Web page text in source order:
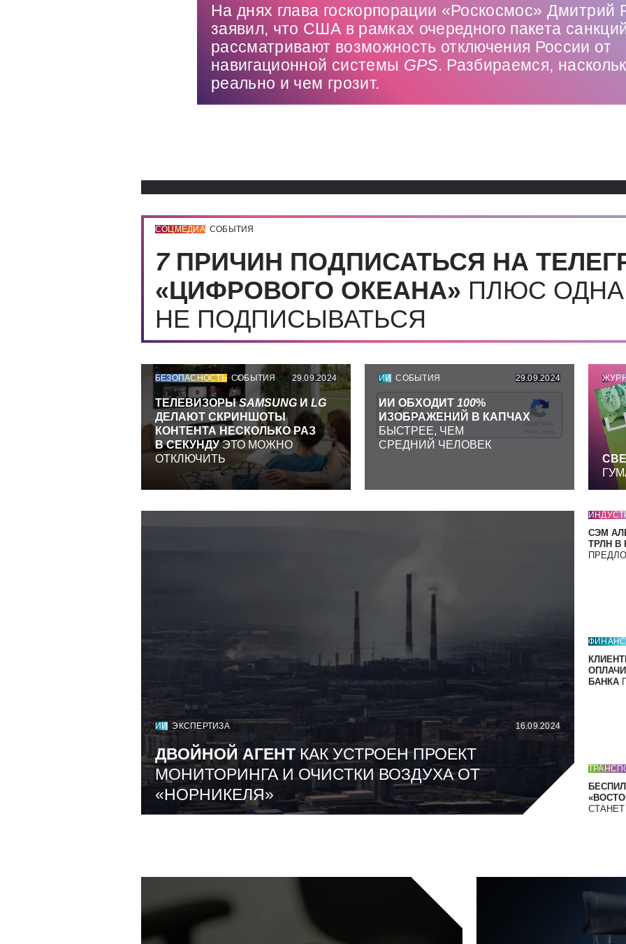
На днях глава госкорпорации «Роскосмос» Дмитрий
заявил, что США в рамках очередного пакета
рассматривают возможность отключения России от
навигационной системы GPS. Разбираемся,
реально и чем грозит.
СОЦМЕДИА СОБЫТИЯ
7 ПРИЧИН ПОДПИСАТЬСЯ НА
«ЦИФРОВОГО ОКЕАНА» ПЛЮС
НЕ ПОДПИСЫВАТЬСЯ
БЕЗОПАСНОСТЬ СОБЫТИЯ 29.09.2024
ТЕЛЕВИЗОРЫSAMSUNG И LG
ДЕЛАЮТ СКРИНШОТЫ
КОНТЕНТА НЕСКОЛЬКО РАЗ
В СЕКУНДУЭТО МОЖНО
ОТКЛЮЧИТЬ
ИИ СОБЫТИЯ 29.09.2024
ИИ ОБХОДИТ 100%
ИЗОБРАЖЕНИЙ В КАПЧАХ
БЫСТРЕЕ, ЧЕМ
СРЕДНИЙ ЧЕЛОВЕК
ИИ ЭКСПЕРТИЗА 16.09.2024
ДВОЙНОЙ АГЕНТКАК УСТРОЕН ПРОЕКТ
МОНИТОРИНГА И ОЧИСТКИ ВОЗДУХА ОТ
«НОРНИКЕЛЯ»
СЭМ
ТРЛН В
БАНКА
СТАНЕТ